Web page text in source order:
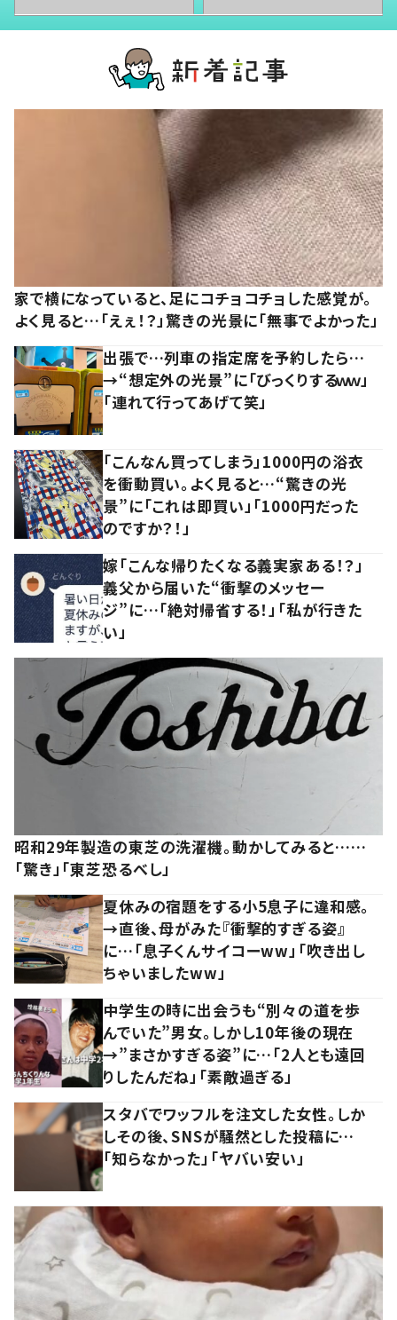
家で横になっていると、足にコチョコチョした感覚が。
よく見ると…「えぇ！？」驚きの光景に「無事でよかった」
出張で…列車の指定席を予約したら…
→“想定外の光景”に「びっくりするｗｗ」
「連れて行ってあげて笑」
「こんなん買ってしまう」1000円の浴衣
を衝動買い。よく見ると…“驚きの光
景”に「これは即買い」「1000円だった
のですか？！」
嫁「こんな帰りたくなる義実家ある！？」
義父から届いた“衝撃のメッセー
ジ”に…「絶対帰省する！」「私が行きた
い」
昭和29年製造の東芝の洗濯機。動かしてみると……
「驚き」「東芝恐るべし」
夏休みの宿題をする小5息子に違和感。
→直後、母がみた『衝撃的すぎる姿』
に…「息子くんサイコーww」「吹き出し
ちゃいましたww」
中学生の時に出会うも“別々の道を歩
んでいた”男女。しかし10年後の現在
→”まさかすぎる姿”に…「2人とも遠回
りしたんだね」「素敵過ぎる」
スタバでワッフルを注文した女性。しか
しその後、SNSが騒然とした投稿に…
「知らなかった」「ヤバい安い」